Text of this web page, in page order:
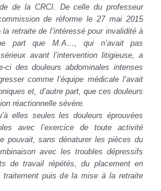
de la CRCI. De celle du professeur
de réforme le 27 mai 2015
retraite de l’intéressé pour invalidité à
part que M.A…, qui n’avait pas
avant l’intervention litigieuse, a
des douleurs abdominales intenses
comme l’équipe médicale l’avait
et, d’autre part, que ces douleurs
réactionnelle sévère.
elles seules les douleurs éprouvées
avec l’exercice de toute activité
pouvait, sans dénaturer les pièces du
avec les troubles dépressifs
de travail répétés, du placement en
traitement puis de la mise à la retraite